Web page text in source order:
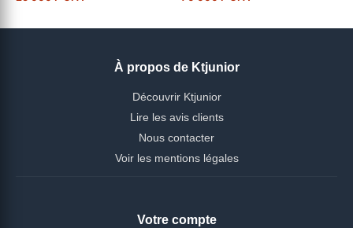
À propos de Ktjunior
Découvrir Ktjunior
Lire les avis clients
Nous contacter
Voir les mentions légales
Votre compte